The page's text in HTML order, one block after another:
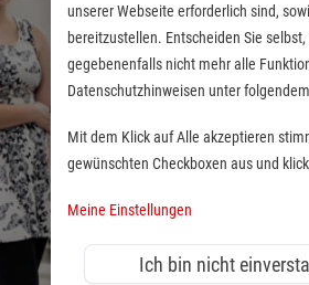
unserer Webseite erforderlich sind,
bereitzustellen. Entscheiden Sie
gegebenenfalls nicht mehr alle
Datenschutzhinweisen unter folgendem
Mit dem Klick auf Alle akzeptieren
gewünschten Checkboxen aus und
Meine Einstellungen
Ich bin nicht